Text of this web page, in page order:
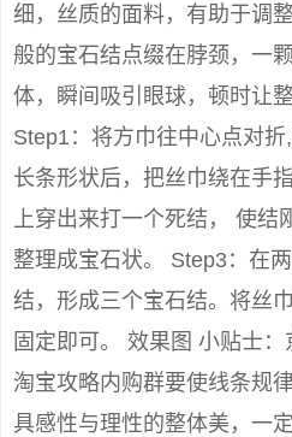
细，丝质的面料，有助于调
般的宝石结点缀在脖颈，一
体，瞬间吸引眼球，顿时让
Step1：将方巾往中心点对
长条形状后，把丝巾绕在手
上穿出来打一个死结， 使结
整理成宝石状。 Step3：在
结，形成三个宝石结。将丝
固定即可。 效果图 小贴士
淘宝攻略内购群要使线条规
具感性与理性的整体美，一